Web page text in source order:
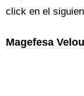
click en el
Magefesa